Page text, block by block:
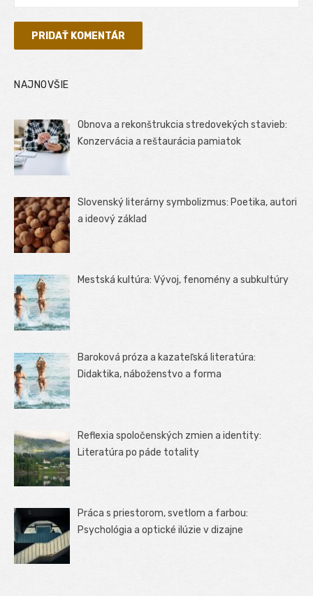
NAJNOVŠIE
Obnova a rekonštrukcia stredovekých stavieb:
Konzervácia a reštaurácia pamiatok
Slovenský literárny symbolizmus: Poetika, autori
a ideový základ
Mestská kultúra: Vývoj, fenomény a subkultúry
Baroková próza a kazateľská literatúra:
Didaktika, náboženstvo a forma
Reflexia spoločenských zmien a identity:
Literatúra po páde totality
Práca s priestorom, svetlom a farbou:
Psychológia a optické ilúzie v dizajne